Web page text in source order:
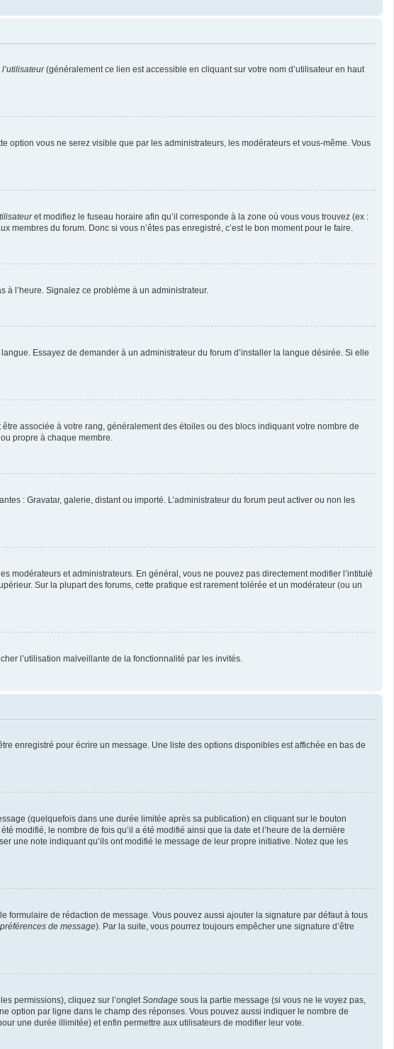
(généralement ce lien est accessible en cliquant sur votre nom d’utilisateur en haut
option vous ne serez visible que par les administrateurs, les modérateurs et vous-même. Vous
et modifiez le fuseau horaire afin qu’il corresponde à la zone où vous vous trouvez (ex :
membres du forum. Donc si vous n’êtes pas enregistré, c’est le bon moment pour le faire.
à l’heure. Signalez ce problème à un administrateur.
Essayez de demander à un administrateur du forum d’installer la langue désirée. Si elle
associée à votre rang, généralement des étoiles ou des blocs indiquant votre nombre de
propre à chaque membre.
: Gravatar, galerie, distant ou importé. L’administrateur du forum peut activer ou non les
modérateurs et administrateurs. En général, vous ne pouvez pas directement modifier l’intitulé
Sur la plupart des forums, cette pratique est rarement tolérée et un modérateur (ou un
l’utilisation malveillante de la fonctionnalité par les invités.
enregistré pour écrire un message. Une liste des options disponibles est affichée en bas de
(quelquefois dans une durée limitée après sa publication) en cliquant sur le bouton
modifié, le nombre de fois qu’il a été modifié ainsi que la date et l’heure de la dernière
une note indiquant qu’ils ont modifié le message de leur propre initiative. Notez que les
formulaire de rédaction de message. Vous pouvez aussi ajouter la signature par défaut à tous
de message). Par la suite, vous pourrez toujours empêcher une signature d’être
permissions), cliquez sur l’ongletSondage sous la partie message (si vous ne le voyez pas,
option par ligne dans le champ des réponses. Vous pouvez aussi indiquer le nombre de
une durée illimitée) et enfin permettre aux utilisateurs de modifier leur vote.